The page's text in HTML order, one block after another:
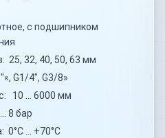
с подшипником
25, 32, 40, 50, 63 мм
G1/4", G3/8»
10 … 6000 мм
8 бар
0°C … +70°C